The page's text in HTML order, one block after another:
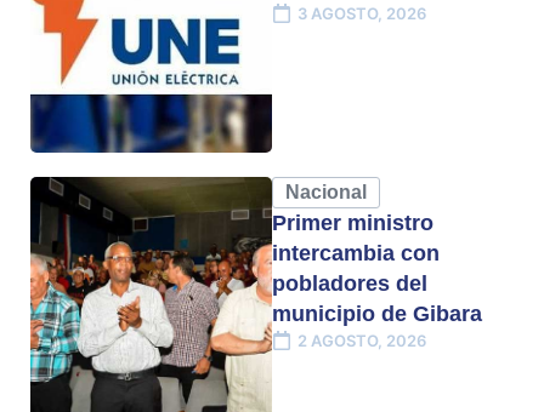
3 AGOSTO, 2026
Nacional
Primer ministro
intercambia con
pobladores del
municipio de Gibara
2 AGOSTO, 2026